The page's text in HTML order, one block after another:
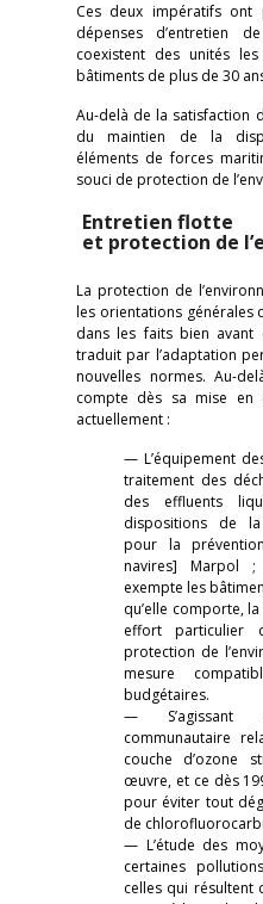
Ces deux impératifs ont
dépenses d’entretien
coexistent des unités
bâtiments de plus de 30
Au-delà de la satisfaction
du maintien de la
éléments de forces
souci de protection de
Entretien flotte
et protection de
La protection de
les orientations générales
dans les faits bien avant
traduit par l’adaptation
nouvelles normes. Au-
compte dès sa mise en
actuellement :
— L’équipement
traitement des
des effluents
dispositions de la
pour la
navires] Marpol
exempte les
qu’elle comporte,
effort particulier
protection de
mesure
budgétaires.
— S’agissant
communautaire
couche d’ozone
œuvre, et ce dès
pour éviter tout
de
— L’étude des
certaines
celles qui résultent